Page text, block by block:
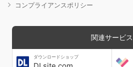
コンプライアンスポリシー
関連サービス
ダウンロードショップ